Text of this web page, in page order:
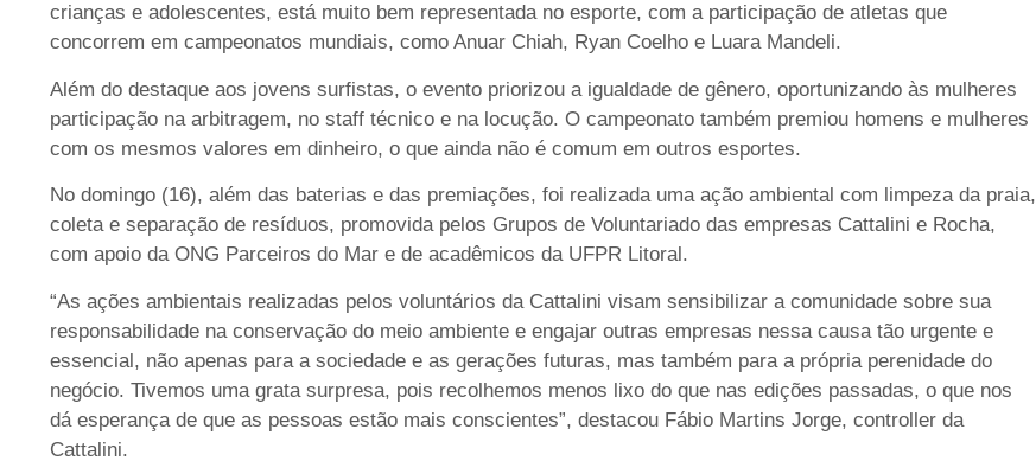
crianças e adolescentes, está muito bem representada no esporte, com a participação de atletas que
concorrem em campeonatos mundiais, como Anuar Chiah, Ryan Coelho e Luara Mandeli.
Além do destaque aos jovens surfistas, o evento priorizou a igualdade de gênero, oportunizando às mulheres
participação na arbitragem, no staff técnico e na locução. O campeonato também premiou homens e mulheres
com os mesmos valores em dinheiro, o que ainda não é comum em outros esportes.
No domingo (16), além das baterias e das premiações, foi realizada uma ação ambiental com limpeza da praia,
coleta e separação de resíduos, promovida pelos Grupos de Voluntariado das empresas Cattalini e Rocha,
com apoio da ONG Parceiros do Mar e de acadêmicos da UFPR Litoral.
“As ações ambientais realizadas pelos voluntários da Cattalini visam sensibilizar a comunidade sobre sua
responsabilidade na conservação do meio ambiente e engajar outras empresas nessa causa tão urgente e
essencial, não apenas para a sociedade e as gerações futuras, mas também para a própria perenidade do
negócio. Tivemos uma grata surpresa, pois recolhemos menos lixo do que nas edições passadas, o que nos
dá esperança de que as pessoas estão mais conscientes”, destacou Fábio Martins Jorge, controller da
Cattalini.